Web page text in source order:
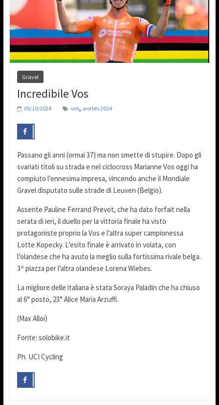
Gravel
Incredibile Vos
05/10/2024 vos, worlds 2024
Passano gli anni (ormai 37) ma non smette di stupire. Dopo gli
svariati titoli su strada e nel ciclocross Marianne Vos oggi ha
compiuto l’ennesima impresa, vincendo anche il Mondiale
Gravel disputato sulle strade di Leuven (Belgio).
Assente Pauline Ferrand Prevot, che ha dato forfait nella
serata di ieri, il duello per la vittoria finale ha visto
protagoniste proprio la Vos e l’altra super campionessa
Lotte Kopecky. L’esito finale è arrivato in volata, con
l’olandese che ha avuto la meglio sulla fortissima rivale belga.
3^ piazza per l’altra olandese Lorena Wiebes.
La migliore delle italiana è stata Soraya Paladin che ha chiuso
al 6° posto, 23° Alice Maria Arzuffi.
(Max Alloi)
Fonte: solobike.it
Ph. UCI Cycling